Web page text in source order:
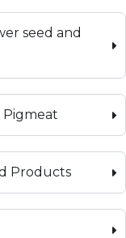
seed and
Products